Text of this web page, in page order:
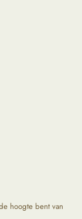
hoogte bent van